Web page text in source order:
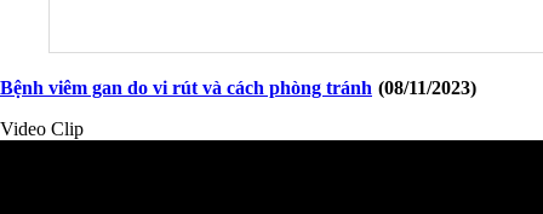
Bệnh viêm gan do vi rút và cách phòng tránh (08/11/2023)
Video Clip